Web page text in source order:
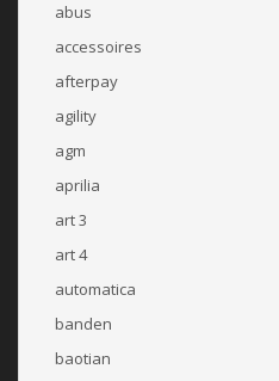
abus
accessoires
afterpay
agility
agm
aprilia
art 3
art 4
automatica
banden
baotian